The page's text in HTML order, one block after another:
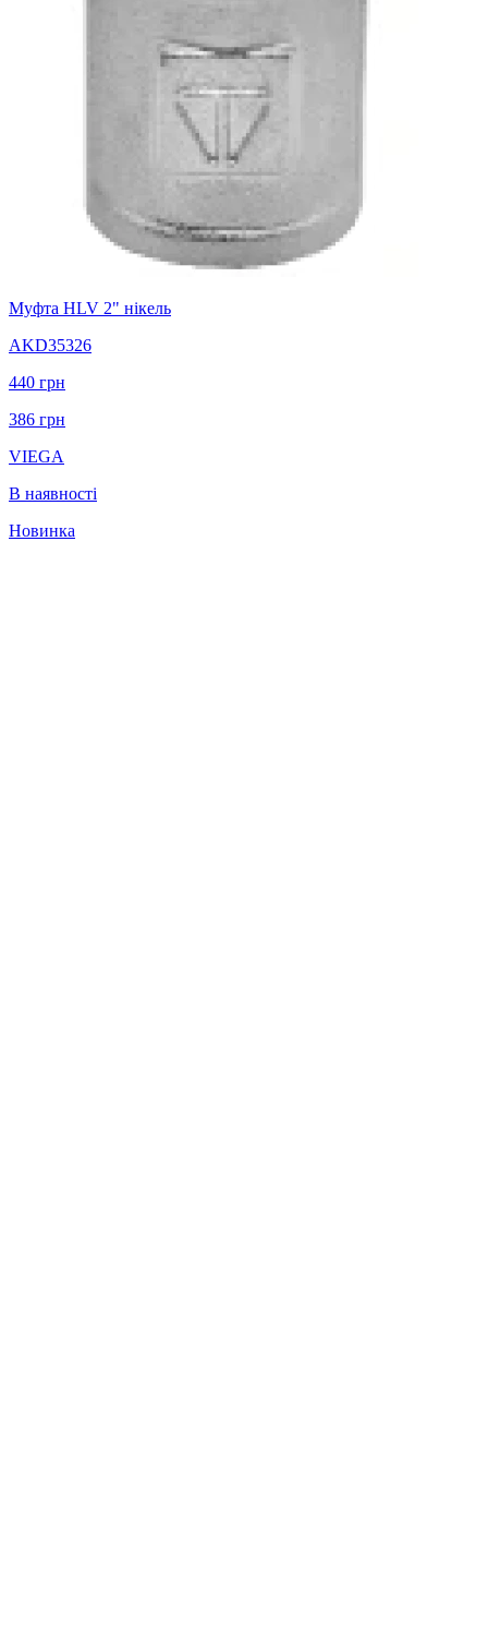
Муфта HLV 2" нікель
AKD35326
440 грн
386 грн
VIEGA
В наявності
Новинка